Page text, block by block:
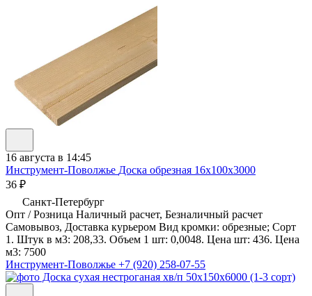
16 августа в 14:45
Инструмент-Поволжье Доска обрезная 16х100х3000
36 ₽
Санкт-Петербург
Опт / Розница Наличный расчет, Безналичный расчет
Самовывоз, Доставка курьером Вид кромки: обрезные; Сорт
1. Штук в м3: 208,33. Объем 1 шт: 0,0048. Цена шт: 436. Цена
м3: 7500
Инструмент-Поволжье +7 (920) 258-07-55